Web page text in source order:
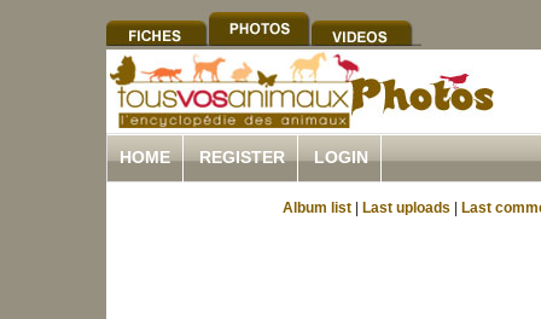
HOME REGISTER LOGIN
Album list Last uploads Last